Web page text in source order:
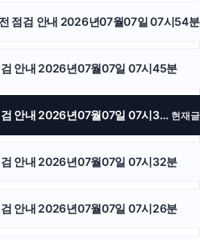
강아지보호소
암요양병원
수원변호사
인스타 좋아요 구매
수원형사전문변호사
용인이혼전문변호사
점검 안내 2026년07월07일 07시54분
안내 2026년07월07일 07시45분
중랑하수구막힘 사전 점검 안내 2026년07월07일 07시38분 현재글
안내 2026년07월07일 07시32분
안내 2026년07월07일 07시26분